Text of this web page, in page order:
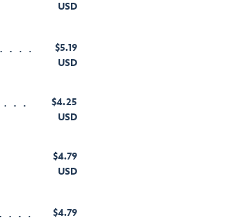
USD
$5.19
USD
$4.25
USD
$4.79
USD
$4.79